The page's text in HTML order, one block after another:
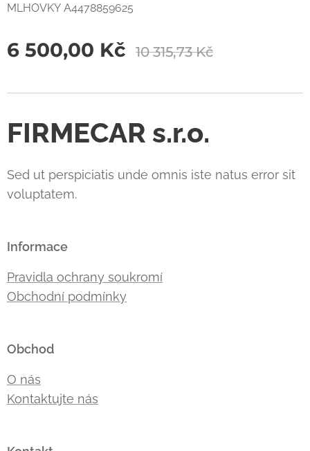
MLHOVKY A4478859625
6 500,00 Kč 10 315,73Kč
FIRMECAR s.r.o.
Sed ut perspiciatis unde omnis iste natus error sit
voluptatem.
Informace
Pravidla ochrany soukromí
Obchodní podmínky
Obchod
O nás
Kontaktujte nás